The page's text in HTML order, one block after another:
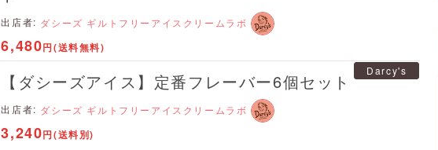
出店者: ダシーズ ギルトフリーアイスクリームラボ
6,480円(送料無料)
Darcy's
【ダシーズアイス】定番フレーバー6個セット
出店者: ダシーズ ギルトフリーアイスクリームラボ
3,240円(送料別)